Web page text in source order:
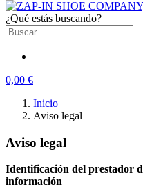
¿Qué estás buscando?
0,00 €
Inicio
Aviso legal
Aviso legal
Identificación del prestador
información